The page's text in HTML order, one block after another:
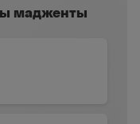
мадженты